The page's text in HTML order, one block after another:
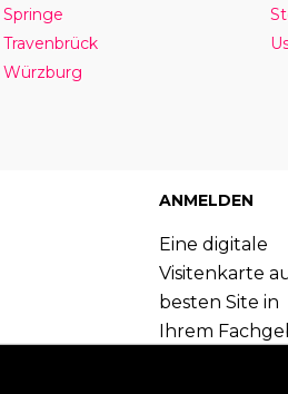
Springe
Travenbrück
Würzburg
ANMELDEN
Eine digitale
Visitenkarte
besten Site in
Ihrem